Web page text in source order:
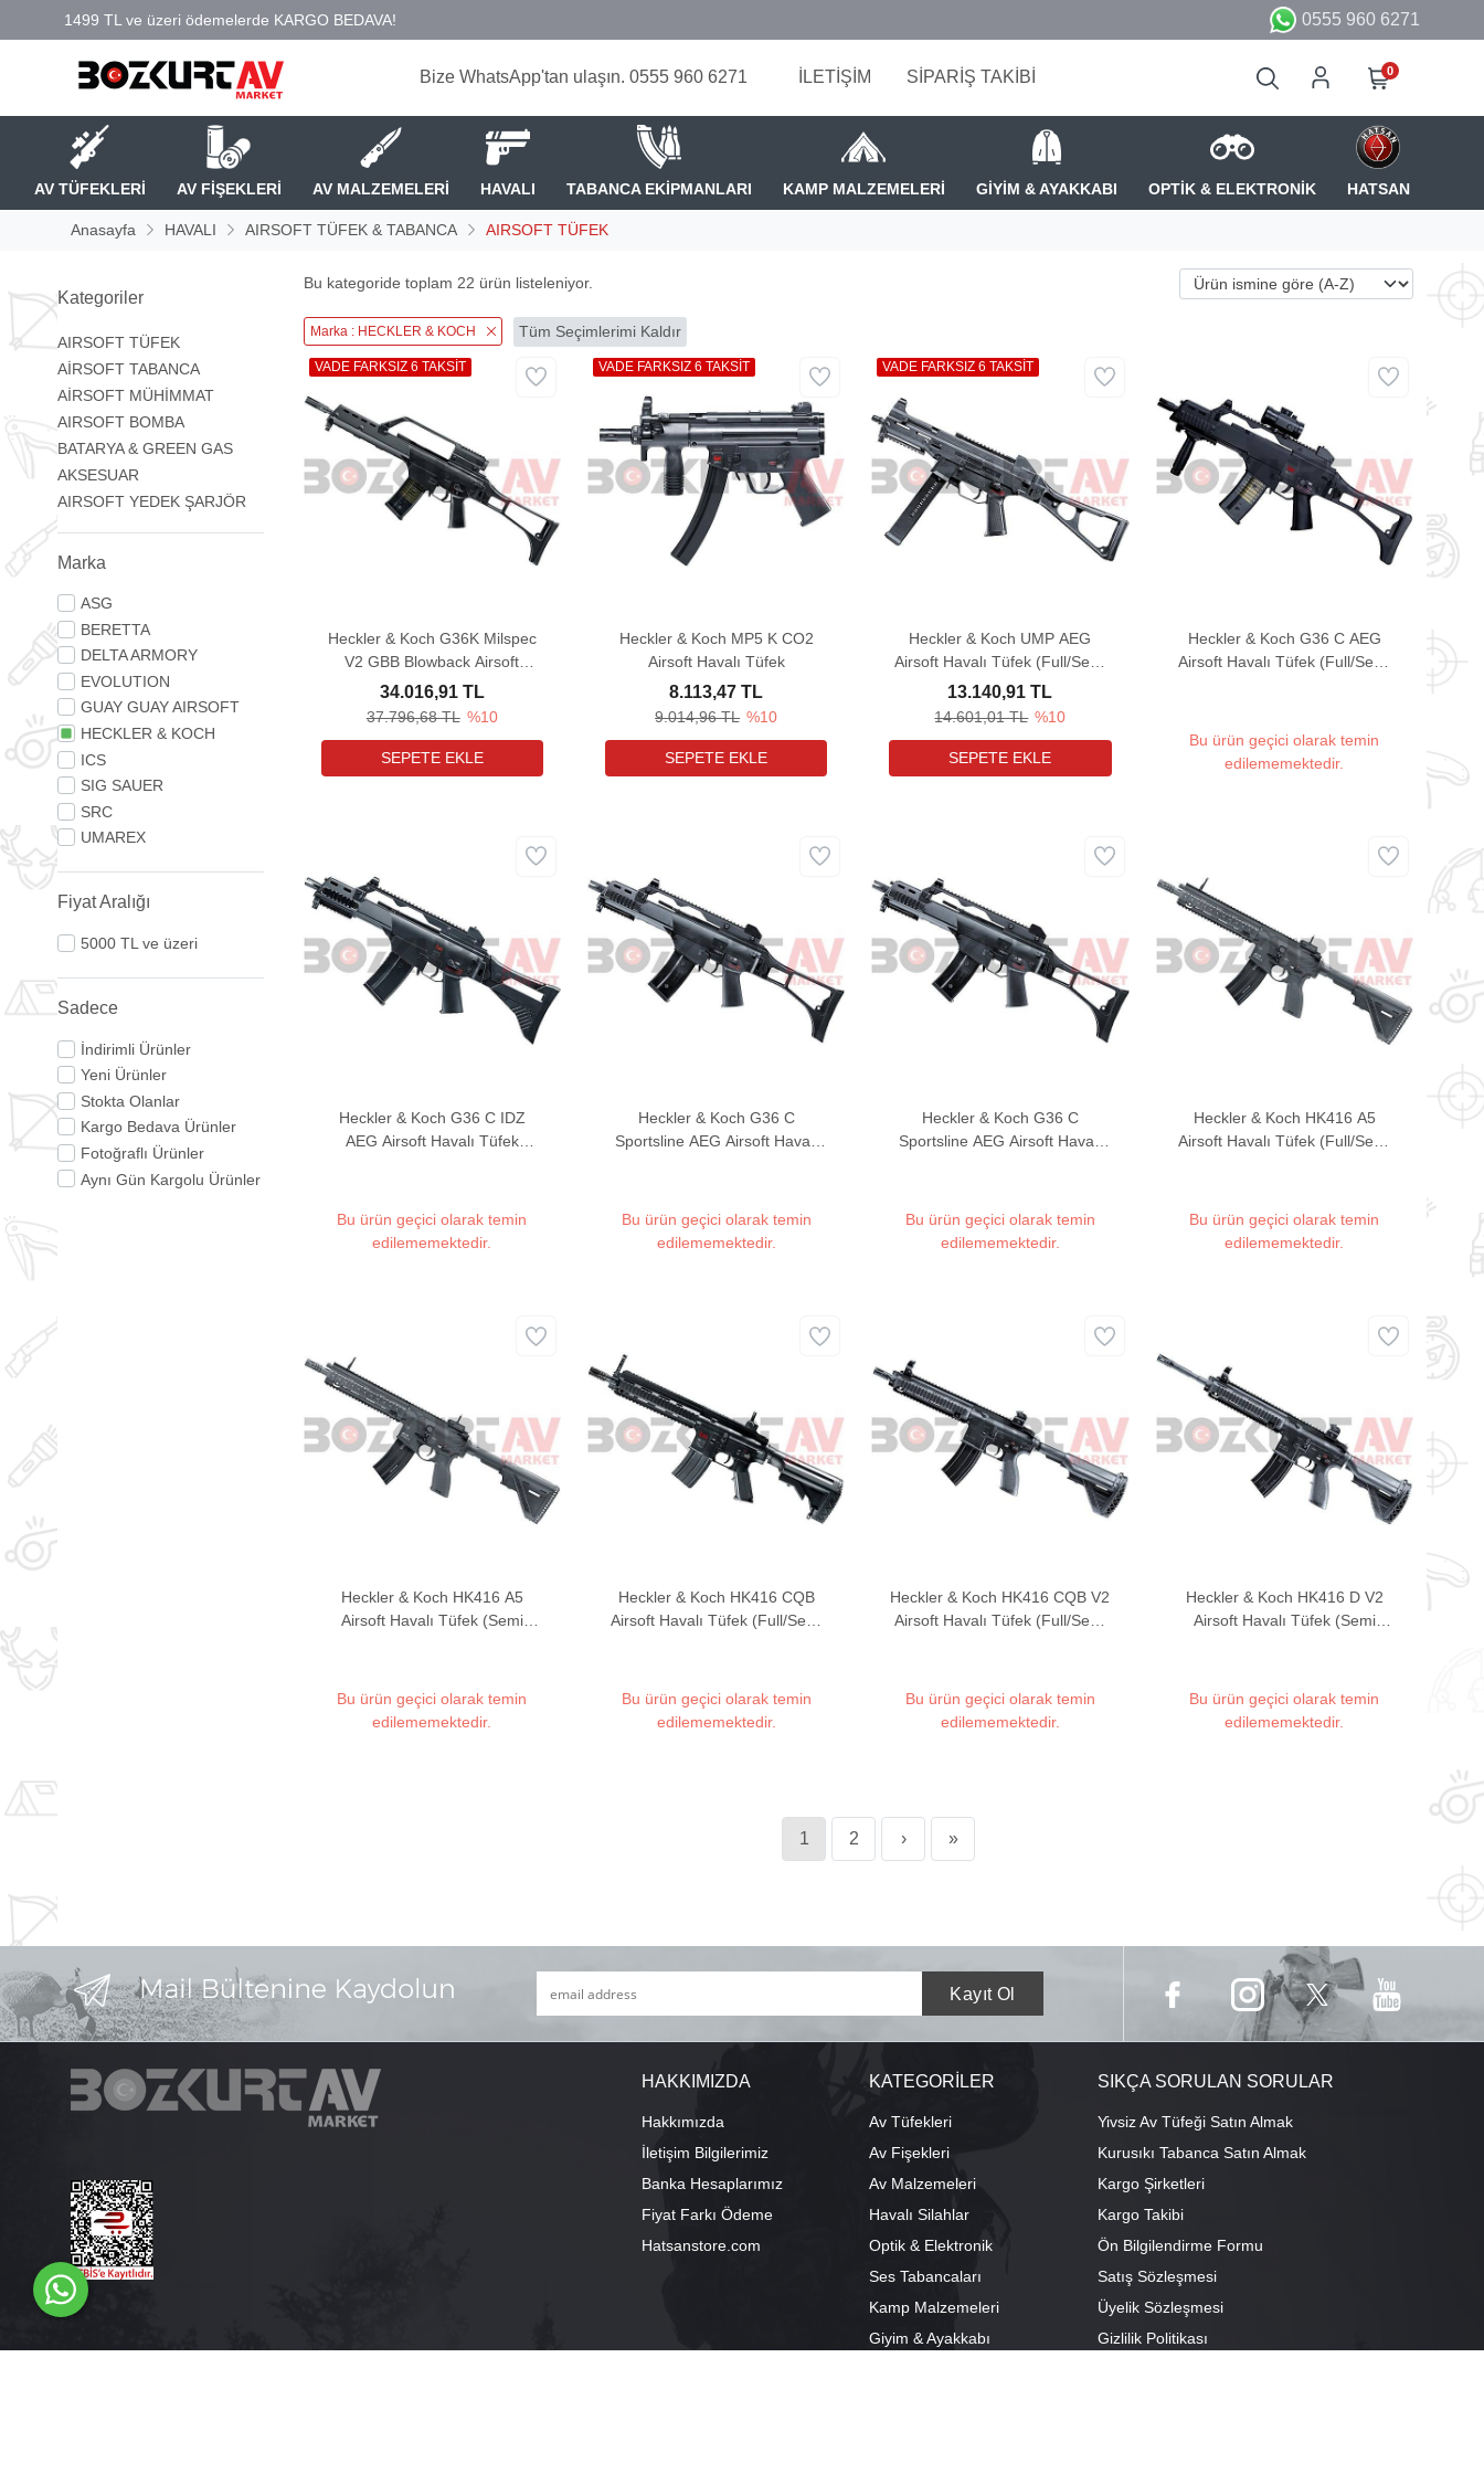
0555 960 6271
Bize WhatsApp'tan ulaşın. 0555 960 6271 İLETİŞİM SİPARİŞ TAKİBİ 0
AV TÜFEKLERİ AV FİŞEKLERİ AV MALZEMELERİ HAVALI TABANCA EKİPMANLARI KAMP MALZEMELERİ GİYİM & AYAKKABI OPTİK & ELEKTRONİK HATSAN
Anasayfa HAVALI AIRSOFT TÜFEK & TABANCA AIRSOFT TÜFEK
Kategoriler
AIRSOFT TÜFEK
AİRSOFT TABANCA
AİRSOFT MÜHİMMAT
AIRSOFT BOMBA
BATARYA & GREEN GAS
AKSESUAR
AIRSOFT YEDEK ŞARJÖR
Marka
ASG
BERETTA
DELTA ARMORY
EVOLUTION
GUAY GUAY AIRSOFT
HECKLER & KOCH
ICS
SIG SAUER
SRC
UMAREX
Fiyat Aralığı
5000 TL ve üzeri
Sadece
İndirimli Ürünler
Yeni Ürünler
Stokta Olanlar
Kargo Bedava Ürünler
Fotoğraflı Ürünler
Aynı Gün Kargolu Ürünler
Bu kategoride toplam 22 ürün listeleniyor.
Marka : HECKLER & KOCH Tüm Seçimlerimi Kaldır
Heckler & Koch G36K Milspec
V2 GBB Blowback Airsoft
Havalı Tüfek
37.796,68 TL %10
34.016,91 TL
VADE FARKSIZ 6 TAKSİT
Heckler & Koch MP5 K CO2
Airsoft Havalı Tüfek
9.014,96 TL %10
8.113,47 TL
VADE FARKSIZ 6 TAKSİT
Heckler & Koch UMP AEG
Airsoft Havalı Tüfek (Full/Semi
Auto)
14.601,01 TL %10
13.140,91 TL
VADE FARKSIZ 6 TAKSİT
Heckler & Koch G36 C AEG
Airsoft Havalı Tüfek (Full/Semi
Bu ürün geçici olarak temin
edilememektedir.
Heckler & Koch G36 C IDZ
AEG Airsoft Havalı Tüfek
Bu ürün geçici olarak temin
edilememektedir.
Heckler & Koch G36 C
Sportsline AEG Airsoft Havalı
Bu ürün geçici olarak temin
edilememektedir.
Heckler & Koch G36 C
Sportsline AEG Airsoft Havalı
Bu ürün geçici olarak temin
edilememektedir.
Heckler & Koch HK416 A5
Airsoft Havalı Tüfek (Full/Semi
Bu ürün geçici olarak temin
edilememektedir.
Heckler & Koch HK416 A5
Airsoft Havalı Tüfek (Semi
Bu ürün geçici olarak temin
edilememektedir.
Heckler & Koch HK416 CQB
Airsoft Havalı Tüfek (Full/Semi
Bu ürün geçici olarak temin
edilememektedir.
Heckler & Koch HK416 CQB V2
Airsoft Havalı Tüfek (Full/Semi
Bu ürün geçici olarak temin
edilememektedir.
Heckler & Koch HK416 D V2
Airsoft Havalı Tüfek (Semi
Bu ürün geçici olarak temin
edilememektedir.
1 2 › »
HAKKIMIZDA
Hakkımızda
İletişim Bilgilerimiz
Banka Hesaplarımız
Fiyat Farkı Ödeme
Hatsanstore.com
KATEGORİLER
Av Tüfekleri
Av Fişekleri
Av Malzemeleri
Havalı Silahlar
Optik & Elektronik
Ses Tabancaları
Kamp Malzemeleri
Giyim & Ayakkabı
SIKÇA SORULAN SORULAR
Yivsiz Av Tüfeği Satın Almak
Kurusıkı Tabanca Satın Almak
Kargo Şirketleri
Kargo Takibi
Ön Bilgilendirme Formu
Satış Sözleşmesi
Üyelik Sözleşmesi
Gizlilik Politikası